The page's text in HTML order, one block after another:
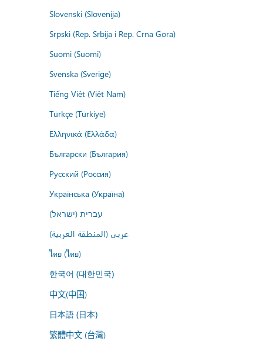
Slovenski (Slovenija)
Srpski (Rep. Srbija i Rep. Crna Gora)
Suomi (Suomi)
Svenska (Sverige)
Tiếng Việt (Việt Nam)
Türkçe (Türkiye)
Ελληνικά (Ελλάδα)
Български (България)
Русский (Россия)
Українська (Україна)
עברית (ישראל)
عربي (المنطقة العربية)
ไทย (ไทย)
한국어 (대한민국)
中文(中国)
日本語 (日本)
繁體中文 (台灣)